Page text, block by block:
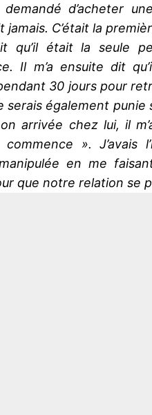
demandé d’acheter
jamais. C’était la
qu’il était la seule
Il m’a ensuite dit
30 jours pour
serais également punie
arrivée chez lui, il
commence ». J’avais
en me
que notre relation se